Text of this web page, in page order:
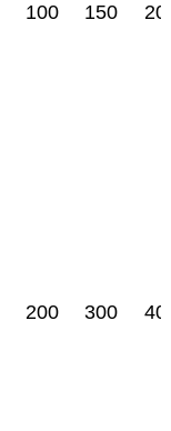
100 150
200 300